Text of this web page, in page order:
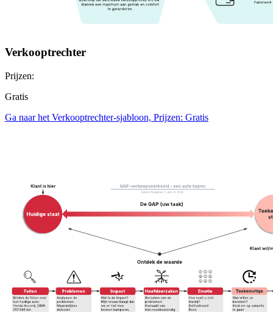
Verkooptrechter
Prijzen:
Gratis
Ga naar het Verkooptrechter-sjabloon, Prijzen: Gratis